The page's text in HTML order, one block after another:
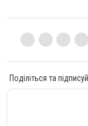
Поділіться та